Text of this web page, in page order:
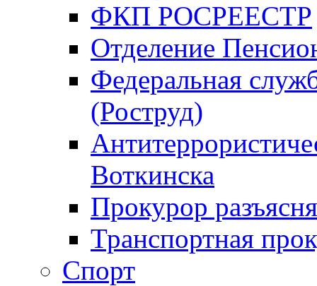
ФКП РОСРЕЕСТР
Отделение
Федеральная
(Роструд)
Воткинска
Прокурор
Транспортная
Спорт